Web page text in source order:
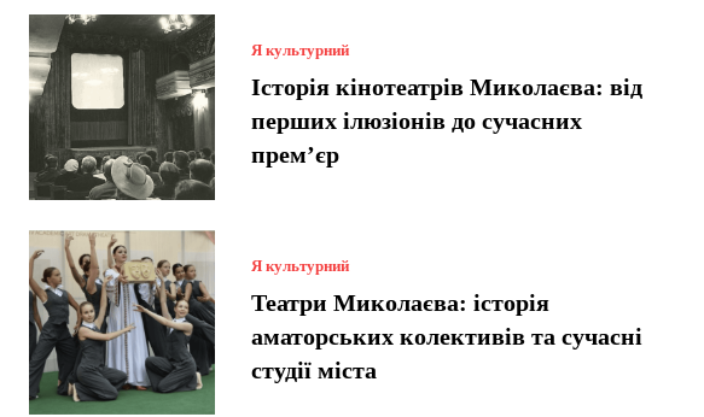
Я культурний
Історія кінотеатрів Миколаєва: від
перших ілюзіонів до сучасних
прем’єр
Я культурний
Театри Миколаєва: історія
аматорських колективів та сучасні
студії міста